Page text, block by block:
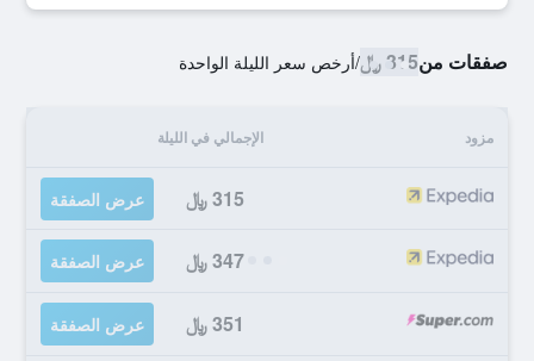
صفقات من315 ﷼ /أرخص سعر الليلة الواحدة
مزود الإجمالي في الليلة
315 ﷼ عرض الصفقة
347 ﷼ عرض الصفقة
351 ﷼ عرض الصفقة